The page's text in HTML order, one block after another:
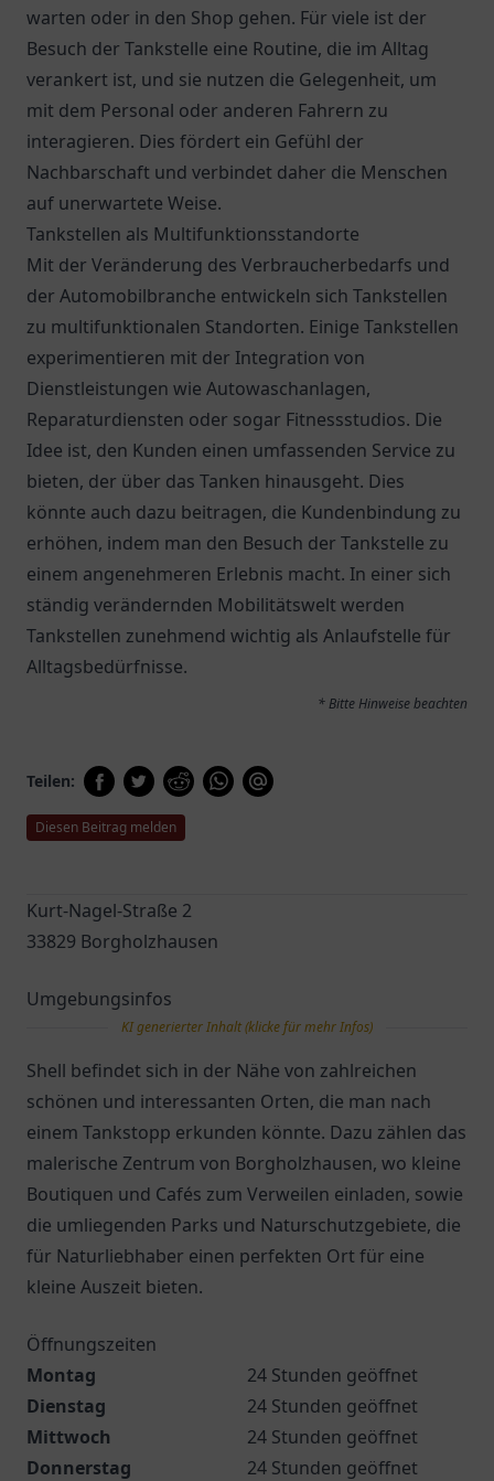
warten oder in den Shop gehen. Für viele ist der
Besuch der Tankstelle eine Routine, die im Alltag
verankert ist, und sie nutzen die Gelegenheit, um
mit dem Personal oder anderen Fahrern zu
interagieren. Dies fördert ein Gefühl der
Nachbarschaft und verbindet daher die Menschen
auf unerwartete Weise.
Tankstellen als Multifunktionsstandorte
Mit der Veränderung des Verbraucherbedarfs und
der Automobilbranche entwickeln sich Tankstellen
zu multifunktionalen Standorten. Einige Tankstellen
experimentieren mit der Integration von
Dienstleistungen wie Autowaschanlagen,
Reparaturdiensten oder sogar Fitnessstudios. Die
Idee ist, den Kunden einen umfassenden Service zu
bieten, der über das Tanken hinausgeht. Dies
könnte auch dazu beitragen, die Kundenbindung zu
erhöhen, indem man den Besuch der Tankstelle zu
einem angenehmeren Erlebnis macht. In einer sich
ständig verändernden Mobilitätswelt werden
Tankstellen zunehmend wichtig als Anlaufstelle für
Alltagsbedürfnisse.
* Bitte Hinweise beachten
Teilen:
Diesen Beitrag melden
Kurt-Nagel-Straße 2
33829 Borgholzhausen
Umgebungsinfos
KI generierter Inhalt (klicke für mehr Infos)
Shell befindet sich in der Nähe von zahlreichen
schönen und interessanten Orten, die man nach
einem Tankstopp erkunden könnte. Dazu zählen das
malerische Zentrum von Borgholzhausen, wo kleine
Boutiquen und Cafés zum Verweilen einladen, sowie
die umliegenden Parks und Naturschutzgebiete, die
für Naturliebhaber einen perfekten Ort für eine
kleine Auszeit bieten.
Öffnungszeiten
Montag
24 Stunden geöffnet
Dienstag
24 Stunden geöffnet
Mittwoch
24 Stunden geöffnet
Donnerstag
24 Stunden geöffnet